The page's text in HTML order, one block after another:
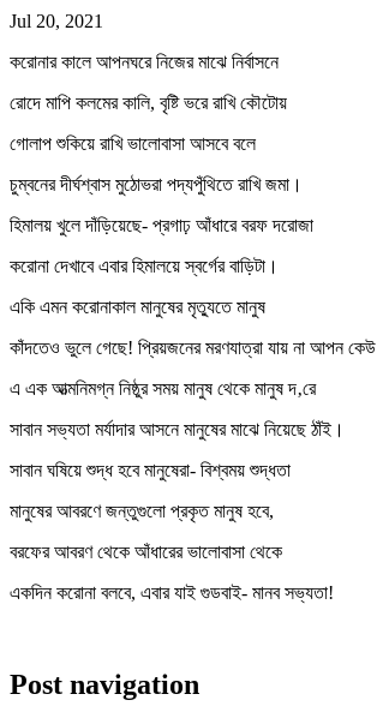
Jul 20, 2021
করোনার কালে আপনঘরে নিজের মাঝে নির্বাসনে
রোদে মাপি কলমের কালি, বৃষ্টি ভরে রাখি কৌটোয়
গোলাপ শুকিয়ে রাখি ভালোবাসা আসবে বলে
চুম্বনের দীর্ঘশ্বাস মুঠোভরা পদ্যপুঁথিতে রাখি জমা।
হিমালয় খুলে দাঁড়িয়েছে- প্রগাঢ় আঁধারে বরফ দরোজা
করোনা দেখাবে এবার হিমালয়ে স্বর্গের বাড়িটা।
একি এমন করোনাকাল মানুষের মৃত্যুতে মানুষ
কাঁদতেও ভুলে গেছে! প্রিয়জনের মরণযাত্রা যায় না আপন কেউ
এ এক আত্মনিমগ্ন নিষ্ঠুর সময় মানুষ থেকে মানুষ দ‚রে
সাবান সভ্যতা মর্যাদার আসনে মানুষের মাঝে নিয়েছে ঠাঁই।
সাবান ঘষিয়ে শুদ্ধ হবে মানুষেরা- বিশ্বময় শুদ্ধতা
মানুষের আবরণে জন্তুগুলো প্রকৃত মানুষ হবে,
বরফের আবরণ থেকে আঁধারের ভালোবাসা থেকে
একদিন করোনা বলবে, এবার যাই গুডবাই- মানব সভ্যতা!
Post navigation